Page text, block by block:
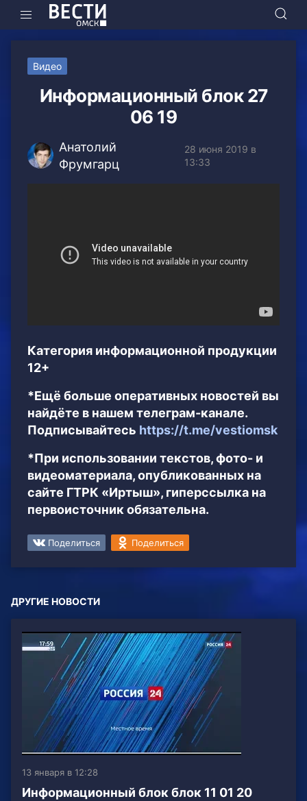
Видео
Информационный блок 27
06 19
Анатолий
Фрумгарц
28 июня 2019 в
13:33
Категория информационной продукции
12+
*Ещё больше оперативных новостей вы
найдёте в нашем телеграм-канале.
Подписывайтесь https://t.me/vestiomsk
*При использовании текстов, фото- и
видеоматериала, опубликованных на
сайте ГТРК «Иртыш», гиперссылка на
первоисточник обязательна.
Поделиться Поделиться
ДРУГИЕ НОВОСТИ
13 января в 12:28
Информационный блок блок 11 01 20